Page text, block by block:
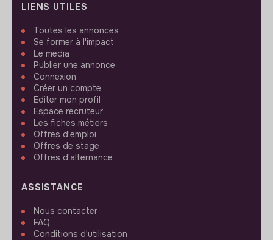
LIENS UTILES
Toutes les annonces
Se former à l'impact
Le media
Publier une annonce
Connexion
Créer un compte
Editer mon profil
Espace recruteur
Les fiches métiers
Offres d'emploi
Offres de stage
Offres d'alternance
ASSISTANCE
Nous contacter
FAQ
Conditions d'utilisation